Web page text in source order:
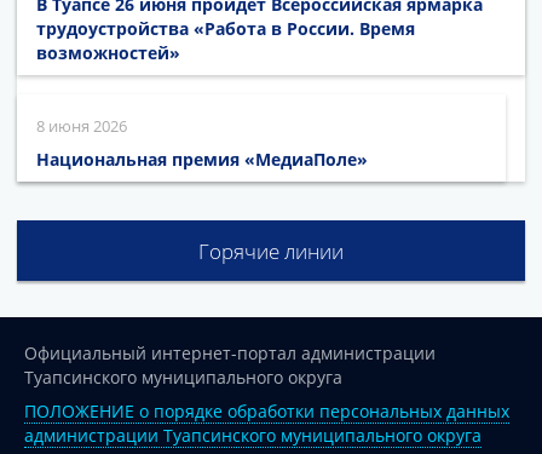
трудоустройства «Работа в России. Время
возможностей»
8 июня 2026
Национальная премия «МедиаПоле»
Горячие линии
Официальный интернет-портал администрации
Туапсинского муниципального округа
ПОЛОЖЕНИЕ о порядке обработки персональных данных
администрации Туапсинского муниципального округа